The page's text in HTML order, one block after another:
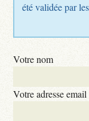
été validée par
Votre nom
Votre adresse email